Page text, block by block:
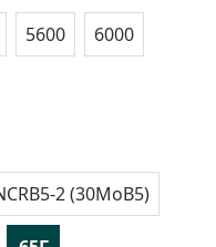
5600 6000
2 (30MoB5)